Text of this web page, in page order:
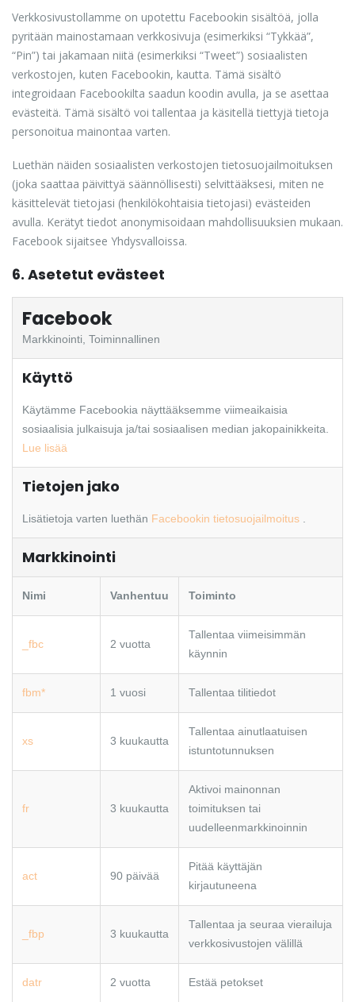
Verkkosivustollamme on upotettu Facebookin sisältöä, jolla
pyritään mainostamaan verkkosivuja (esimerkiksi “Tykkää”,
“Pin”) tai jakamaan niitä (esimerkiksi “Tweet”) sosiaalisten
verkostojen, kuten Facebookin, kautta. Tämä sisältö
integroidaan Facebookilta saadun koodin avulla, ja se asettaa
evästeitä. Tämä sisältö voi tallentaa ja käsitellä tiettyjä tietoja
personoitua mainontaa varten.
Luethän näiden sosiaalisten verkostojen tietosuojailmoituksen
(joka saattaa päivittyä säännöllisesti) selvittääksesi, miten ne
käsittelevät tietojasi (henkilökohtaisia tietojasi) evästeiden
avulla. Kerätyt tiedot anonymisoidaan mahdollisuuksien mukaan.
Facebook sijaitsee Yhdysvalloissa.
6. Asetetut evästeet
Facebook
Markkinointi, Toiminnallinen
Käyttö
Käytämme Facebookia näyttääksemme viimeaikaisia
sosiaalisia julkaisuja ja/tai sosiaalisen median jakopainikkeita.
Lue lisää
Tietojen jako
Lisätietoja varten luethän Facebookin tietosuojailmoitus
Markkinointi
Nimi Vanhentuu Toiminto
_fbc 2 vuotta
Tallentaa viimeisimmän
käynnin
fbm* 1 vuosi Tallentaa tilitiedot
xs 3 kuukautta
Tallentaa ainutlaatuisen
istuntotunnuksen
fr 3 kuukautta
Aktivoi mainonnan
toimituksen tai
uudelleenmarkkinoinnin
act 90 päivää
Pitää käyttäjän
kirjautuneena
_fbp 3 kuukautta
Tallentaa ja seuraa vierailuja
verkkosivustojen välillä
datr 2 vuotta Estää petokset